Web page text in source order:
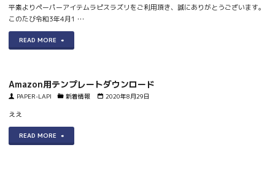
追
ま
た。"
類
が
増
ま
キ・
刷
ー
ビ
ニ
ュ
ー
ル・
ア
レ
平素よりペーパーアイテムラピスラズリをご利用頂き、誠にありがとうございます。
このたび令和3年4月1 …
READ MORE
"運
社
Amazon用テンプレートダウンロード
PAPER-LAPI 新着情報 2020年8月29日
ええ
READ MORE
"Amazon